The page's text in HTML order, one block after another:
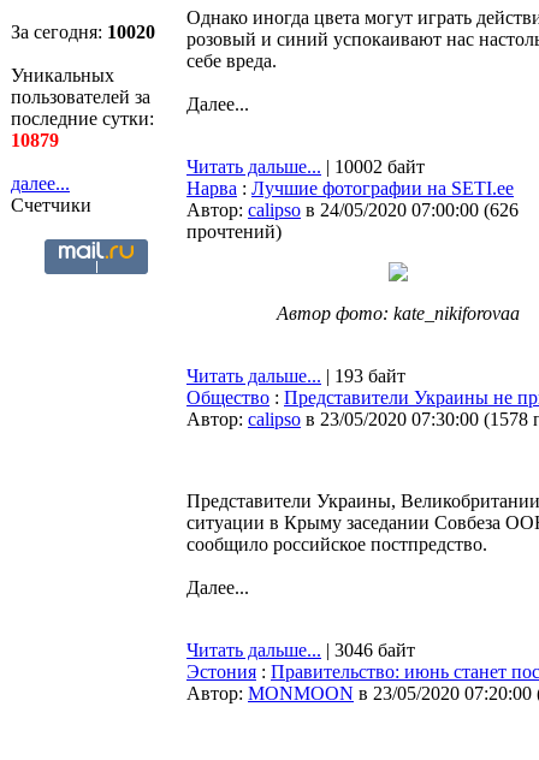
За сегодня: 10020
Уникальных
пользователей за
последние сутки:
10879
далее...
Счетчики
Однако иногда цвета могут играть
розовый и синий успокаивают нас
себе вреда.
Далее...
Читать дальше... | 10002 байт
Нарва : Лучшие фотографии на SETI.ee
Автор: calipso в 24/05/2020 07:00:00 (626
прочтений)
Автор фото: kate_nikiforovaa
Читать дальше... | 193 байт
Общество : Представители Украины не
Автор: calipso в 23/05/2020 07:30:00 (1578
Представители Украины,
ситуации в Крыму заседании Совбеза
сообщило российское постпредство.
Далее...
Читать дальше... | 3046 байт
Эстония : Правительство: июнь станет
Автор: MONMOON в 23/05/2020 07:20:00